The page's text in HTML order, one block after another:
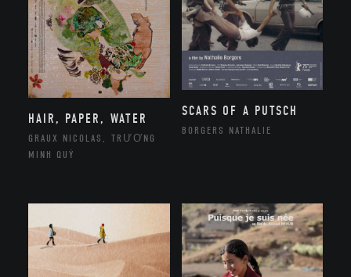
HAIR, PAPER, WATER
GRAUX NICOLAS, TRƯƠNG
MINH QUÝ
SCARS OF A PUTSCH
BORGERS NATHALIE